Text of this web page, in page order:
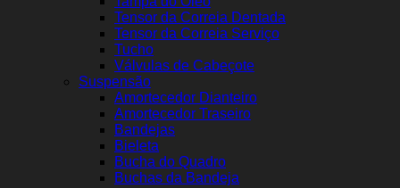
Tensor da Correia Dentada
Tensor da Correia Serviço
Tucho
Válvulas de Cabeçote
Suspensão
Amortecedor Dianteiro
Amortecedor Traseiro
Bandejas
Bieleta
Bucha do Quadro
Buchas da Bandeja